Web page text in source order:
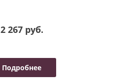
2 267 руб.
Подробнее